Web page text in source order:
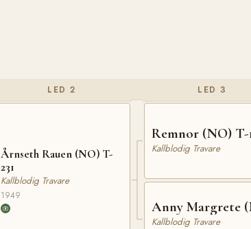
LED 2
Årnseth Rauen (NO) T-
231
Kallblodig Travare
1949
LED 3
Remnor (NO) T-
Kallblodig Travare
Anny Margrete
Kallblodig Travare